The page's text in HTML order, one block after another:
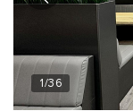
1/36